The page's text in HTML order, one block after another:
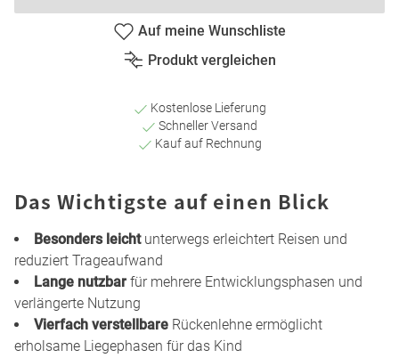
Auf meine Wunschliste
Produkt vergleichen
Kostenlose Lieferung
Schneller Versand
Kauf auf Rechnung
Das Wichtigste auf einen Blick
Besonders leichtunterwegs erleichtert Reisen und
reduziert Trageaufwand
Lange nutzbar für mehrere Entwicklungsphasen und
verlängerte Nutzung
Vierfach verstellbare Rückenlehne ermöglicht
erholsame Liegephasen für das Kind